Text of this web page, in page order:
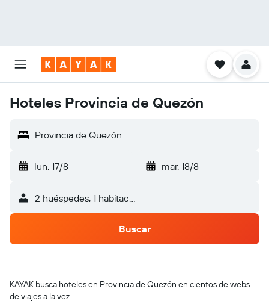
Hoteles Provincia de Quezón
Provincia de Quezón
lun. 17/8 - mar. 18/8
2 huéspedes, 1 habitación
Buscar
KAYAK busca hoteles en Provincia de Quezón en cientos de webs
de viajes a la vez